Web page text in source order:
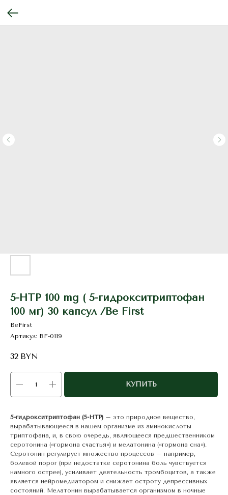
5-HTP 100 mg ( 5-гидрокситриптофан
100 мг) 30 капсул /Be First
BeFirst
Артикул: BF-0119
32 BYN
КУПИТЬ
5-гидрокситриптофан (5-HTP) – это природное вещество,
вырабатывающееся в нашем организме из аминокислоты
триптофана, и, в свою очередь, являющееся предшественником
серотонина («гормона счастья») и мелатонина («гормона сна»).
Серотонин регулирует множество процессов – например,
болевой порог (при недостатке серотонина боль чувствуется
намного острее), усиливает деятельность тромбоцитов, а также
является нейромедиатором и снижает остроту депрессивных
состояний. Мелатонин вырабатывается организмом в ночные